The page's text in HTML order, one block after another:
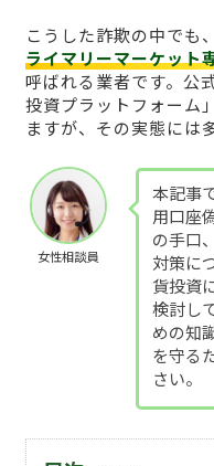
こうした詐欺の中でも
ライマリーマーケッ
呼ばれる業者です。公
投資プラットフォーム
ますが、その実態には
女性相談員
本記事
用口座
の手口
対策に
貨投資
検討し
めの知
を守る
さい。